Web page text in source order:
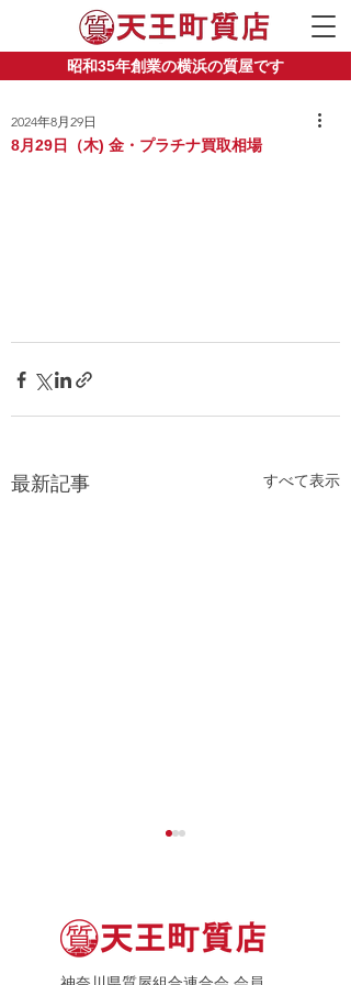
昭和35年創業の横浜の質屋です
8月29日（木) 金・プラチナ買取相場
2024年8月29日
最新記事 すべて表示